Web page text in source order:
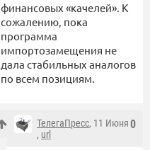
финансовых «качелей». К
сожалению, пока
программа
импортозамещения не
дала стабильных аналогов
по всем позициям.
0
ТелегаПресс, 11 Июня
, url